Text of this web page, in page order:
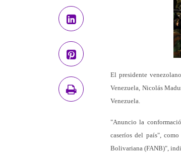
El presidente
Venezuela, Nicolás
Venezuela.
"Anuncio la
caseríos del país",
Bolivariana (FANB)",